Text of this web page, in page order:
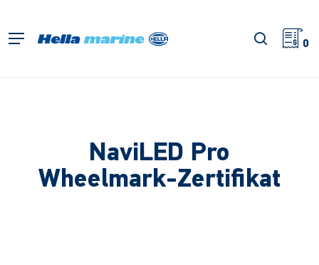
springen
Menü Suche
0
NaviLED Pro
Wheelmark-Zertifikat